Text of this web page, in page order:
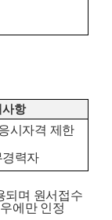
사항
시자격 제한
경력자
되며 원서접수
에만 인정